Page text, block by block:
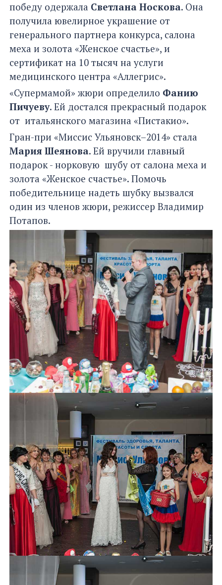
победу одержала Светлана Носкова. Она
получила ювелирное украшение от
генерального партнера конкурса, салона
меха и золота «Женское счастье», и
сертификат на 10 тысяч на услуги
медицинского центра «Аллегрис».
«Супермамой» жюри определило Фанию
Пичуеву. Ей достался прекрасный подарок
от итальянского магазина «Пистакио».
Гран-при «Миссис Ульяновск–2014» стала
Мария Шеянова. Ей вручили главный
подарок - норковую шубу от салона меха и
золота «Женское счастье». Помочь
победительнице надеть шубку вызвался
один из членов жюри, режиссер Владимир
Потапов.